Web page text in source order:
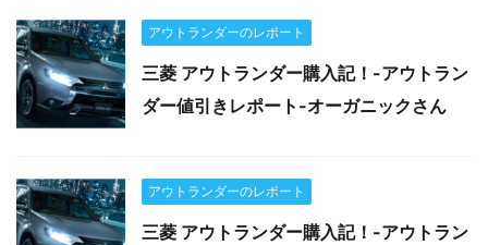
アウトランダーのレポート
三菱 アウトランダー購入記！-アウトラン
ダー値引きレポート-オーガニックさん
アウトランダーのレポート
三菱 アウトランダー購入記！-アウトラン